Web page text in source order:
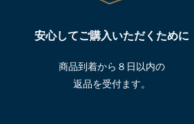
安心してご購入いただくために
商品到着から８日以内の
返品を受付ます。